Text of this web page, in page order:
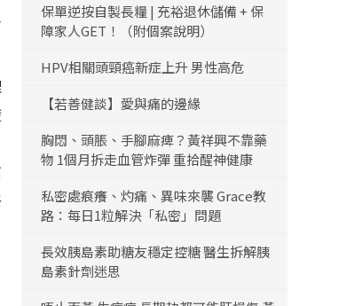
保單逆按自製長糧 | 充裕退休儲備 + 保
障家人GET！（附個案說明）
HPV相關頭頸癌新症上升 男性高危
【若善健談】愛與痛的邊緣
胸悶、頭脹、手腳麻痺？黃祥興不靠藥
物 1個月拆走血管炸彈 重拾醒神健康
私密處痕癢、灼痛、異味來襲 Grace教
路：每日1粒解決「私密」問題
長效胰島素助糖友穩定控糖 醫生拆解胰
島素針劑迷思